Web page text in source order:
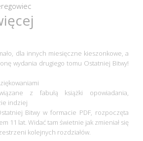
dla innych miesięczne kieszonkowe, a
wydania drugiego tomu Ostatniej Bitwy!
z fabułą książki opowiadania,
indziej
Bitwy w formacie PDF, rozpoczęta
11 lat. Widać tam świetnie jak zmieniał się
kolejnych rozdziałów.